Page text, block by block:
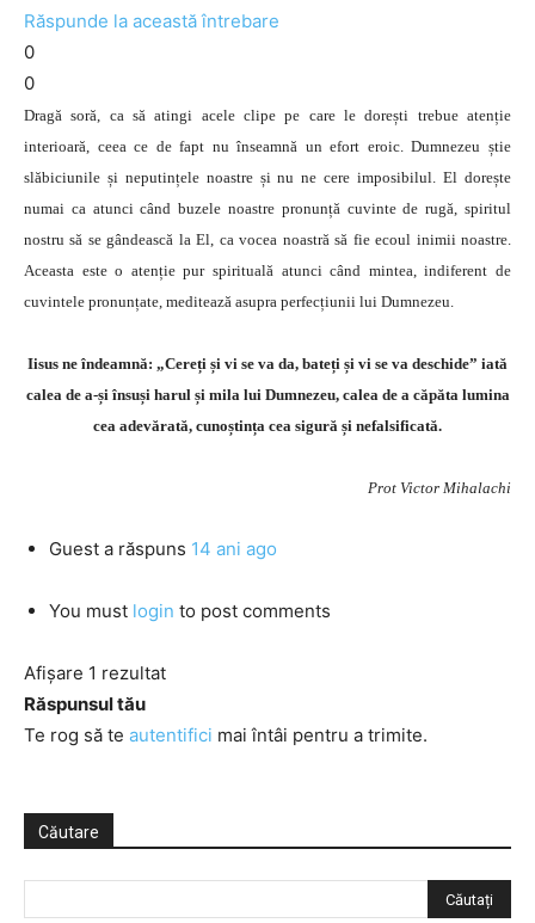
Răspunde la această întrebare
0
0
Dragă soră, ca să atingi acele clipe pe care le dorești trebue atenție
interioară, ceea ce de fapt nu înseamnă un efort eroic. Dumnezeu știe
slăbiciunile și neputințele noastre și nu ne cere imposibilul. El dorește
numai ca atunci când buzele noastre pronunță cuvinte de rugă, spiritul
nostru să se gândească la El, ca vocea noastră să fie ecoul inimii noastre.
Aceasta este o atenție pur spirituală atunci când mintea, indiferent de
cuvintele pronunțate, meditează asupra perfecțiunii lui Dumnezeu.
Iisus ne îndeamnă: „Cereți și vi se va da, bateți și vi se va deschide” iată
calea de a-și însuși harul și mila lui Dumnezeu, calea de a căpăta lumina
cea adevărată, cunoștința cea sigură și nefalsificată.
Prot Victor Mihalachi
Guest a răspuns 14 ani ago
You must login to post comments
Afișare 1 rezultat
Răspunsul tău
Te rog să te autentifici mai întâi pentru a trimite.
Căutare